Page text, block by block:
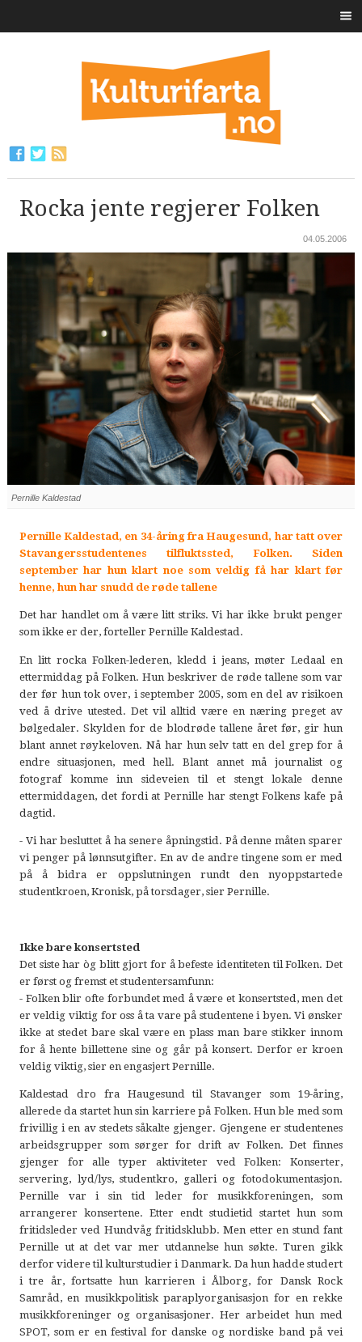
Rocka jente regjerer Folken
04.05.2006
Pernille Kaldestad
Pernille Kaldestad, en 34-åring fra Haugesund, har tatt over
Stavangersstudentenes tilfluktssted, Folken. Siden
september har hun klart noe som veldig få har klart før
henne, hun har snudd de røde tallene
Det har handlet om å være litt striks. Vi har ikke brukt penger
som ikke er der, forteller Pernille Kaldestad.
En litt rocka Folken-lederen, kledd i jeans, møter Ledaal en
ettermiddag på Folken. Hun beskriver de røde tallene som var
der før hun tok over, i september 2005, som en del av risikoen
ved å drive utested. Det vil alltid være en næring preget av
bølgedaler. Skylden for de blodrøde tallene året før, gir hun
blant annet røykeloven. Nå har hun selv tatt en del grep for å
endre situasjonen, med hell. Blant annet må journalist og
fotograf komme inn sideveien til et stengt lokale denne
ettermiddagen, det fordi at Pernille har stengt Folkens kafe på
dagtid.
- Vi har besluttet å ha senere åpningstid. På denne måten sparer
vi penger på lønnsutgifter. En av de andre tingene som er med
på å bidra er oppslutningen rundt den nyoppstartede
studentkroen, Kronisk, på torsdager, sier Pernille.
Ikke bare konsertsted
Det siste har òg blitt gjort for å befeste identiteten til Folken. Det
er først og fremst et studentersamfunn:
- Folken blir ofte forbundet med å være et konsertsted, men det
er veldig viktig for oss å ta vare på studentene i byen. Vi ønsker
ikke at stedet bare skal være en plass man bare stikker innom
for å hente billettene sine og går på konsert. Derfor er kroen
veldig viktig, sier en engasjert Pernille.
Kaldestad dro fra Haugesund til Stavanger som 19-åring,
allerede da startet hun sin karriere på Folken. Hun ble med som
frivillig i en av stedets såkalte gjenger. Gjengene er studentenes
arbeidsgrupper som sørger for drift av Folken. Det finnes
gjenger for alle typer aktiviteter ved Folken: Konserter,
servering, lyd/lys, studentkro, galleri og fotodokumentasjon.
Pernille var i sin tid leder for musikkforeningen, som
arrangerer konsertene. Etter endt studietid startet hun som
fritidsleder ved Hundvåg fritidsklubb. Men etter en stund fant
Pernille ut at det var mer utdannelse hun søkte. Turen gikk
derfor videre til kulturstudier i Danmark. Da hun hadde studert
i tre år, fortsatte hun karrieren i Ålborg, for Dansk Rock
Samråd, en musikkpolitisk paraplyorganisasjon for en rekke
musikkforeninger og organisasjoner. Her arbeidet hun med
SPOT, som er en festival for danske og nordiske band på vei